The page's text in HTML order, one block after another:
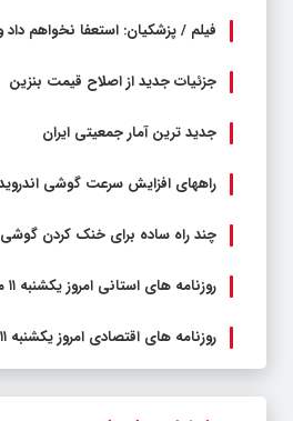
فیلم / پزشکیان: استعفا نخواهم
جزئیات جدید از اصلاح قیمت بنزین
جدید ترین آمار جمعیتی ایران
راههای افزایش سرعت گوشی
چند راه‌ ساده برای خنک کردن
روزنامه های استانی امروز یکشنبه ۱۱ مرداد ۱۴۰۵
روزنامه های اقتصادی امروز یکشنبه ۱۱ مرداد ۱۴۰۵